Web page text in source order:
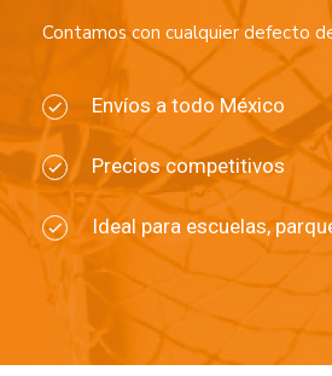
Contamos con cualquier defecto
Envíos a todo México
Precios competitivos
Ideal para escuelas,